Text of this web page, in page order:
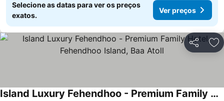
Selecione as datas para ver os preços
exatos.
Ver preços
Partilhar
Island Luxury Fehendhoo - Premium Family Hotel, Fehendhoo Island, Baa Atoll